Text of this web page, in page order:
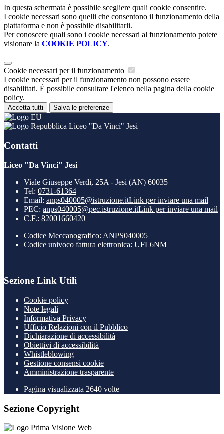
In questa schermata è possibile scegliere quali cookie consentire.
I cookie necessari sono quelli che consentono il funzionamento della
piattaforma e non è possibile disabilitarli.
Per conoscere quali sono i cookie necessari al funzionamento potete
visionare la COOKIE POLICY.
Cookie necessari per il funzionamento
I cookie necessari per il funzionamento non possono essere
disabilitati. È possibile consultare l'elenco nella pagina della cookie
policy.
Accetta tutti Salva le preferenze
Liceo "Da Vinci" Jesi
Contatti
Liceo "Da Vinci" Jesi
Viale Giuseppe Verdi, 25A - Jesi (AN) 60035
Tel: 0731-61364
Email: anps040005@istruzione.itLink per inviare una mail
PEC: anps040005@pec.istruzione.itLink per inviare una mail
C.F.: 82001660420
Codice Meccanografico: ANPS040005
Codice univoco fattura elettronica: UFL6NM
Sezione Link Utili
Cookie policy
Note legali
Informativa Privacy
Ufficio Relazioni con il Pubblico
Dichiarazione di accessibilità
Obiettivi di accessibilità
Whistleblowing
Gestione consensi cookie
Amministrazione trasparente
Pagina visualizzata 2640 volte
Sezione Copyright